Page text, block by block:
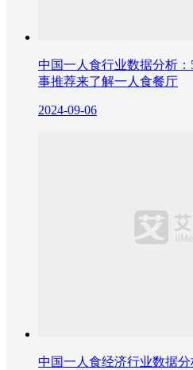
中国一人食行业数据分析
事推荐来了解一人食餐厅
2024-09-06
中国一人食经济行业数据